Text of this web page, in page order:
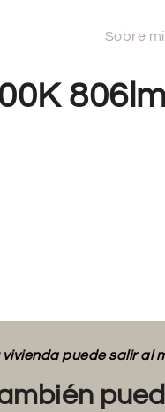
Sobre mi
806lm
vivienda puede salir al